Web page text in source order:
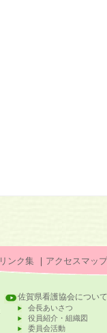
リンク集 ｜ アクセスマップ
佐賀県看護協会について
会長あいさつ
役員紹介・組織図
委員会活動